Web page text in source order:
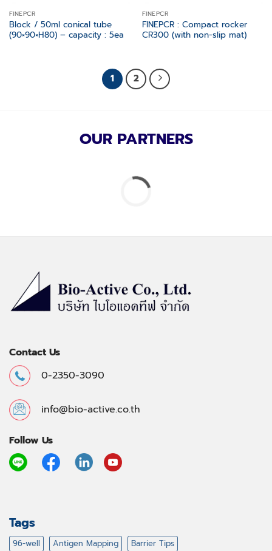
FINEPCR
Block / 50ml conical tube
(90×90×H80) – capacity : 5ea
FINEPCR
FINEPCR : Compact rocker
CR300 (with non-slip mat)
1 2
OUR PARTNERS
Contact Us
0-2350-3090
info@bio-active.co.th
Follow Us
Tags
96-well Antigen Mapping
Barrier Tips